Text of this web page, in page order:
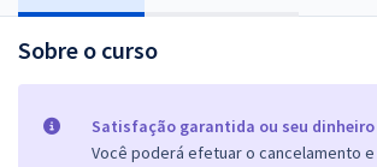
Sobre o curso
Satisfação garantida ou seu
Você poderá efetuar o cancelamento